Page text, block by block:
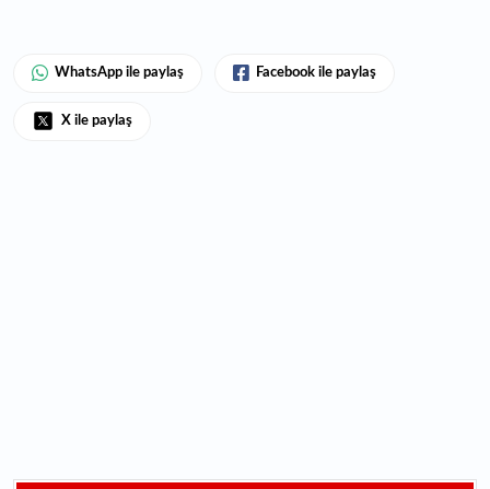
WhatsApp ile paylaş Facebook ile paylaş
X ile paylaş